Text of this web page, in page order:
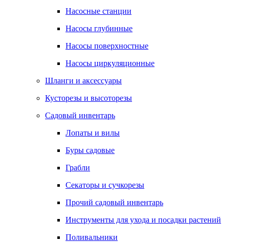
Насосные станции
Насосы глубинные
Насосы поверхностные
Насосы циркуляционные
Шланги и аксессуары
Кусторезы и высоторезы
Садовый инвентарь
Лопаты и вилы
Буры садовые
Грабли
Секаторы и сучкорезы
Прочий садовый инвентарь
Инструменты для ухода и посадки растений
Поливальники